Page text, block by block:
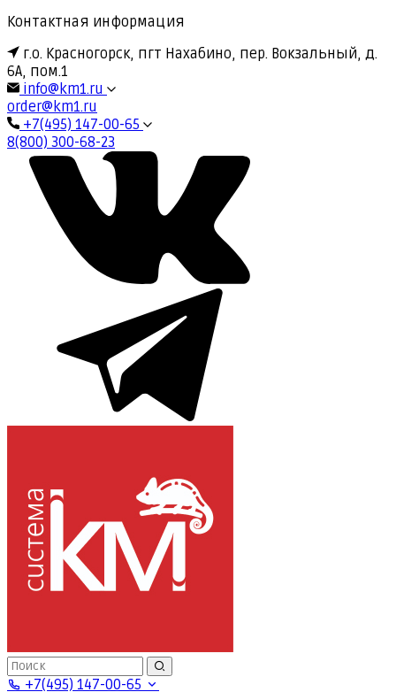
Контактная информация
г.о. Красногорск, пгт Нахабино, пер. Вокзальный, д.
6А, пом.1
info@km1.ru
order@km1.ru
+7(495) 147-00-65
8(800) 300-68-23
+7(495) 147-00-65